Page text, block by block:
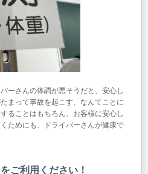
ーさんの体調が悪そうだと、安心し
まって事故を起こす、なんてことに
ることはもちろん、お客様に安心し
ためにも、ドライバーさんが健康で
ご利用ください！